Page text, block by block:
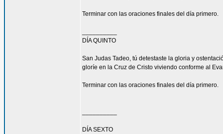
Terminar con las oraciones finales del día primero.
DÍA QUINTO
San Judas Tadeo, tú detestaste la gloria y
gloríe en la Cruz de Cristo viviendo conforme al
Terminar con las oraciones finales del día primero.
DÍA SEXTO